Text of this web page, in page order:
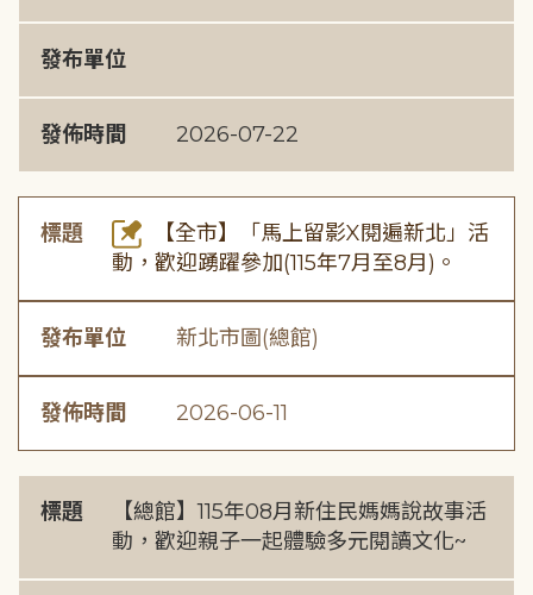
發布單位
發佈時間 2026-07-22
標題
【全市】「馬上留影X閱遍新北」活
動，歡迎踴躍參加(115年7月至8月)。
發布單位 新北市圖(總館)
發佈時間 2026-06-11
標題
【總館】115年08月新住民媽媽說故事活
動，歡迎親子一起體驗多元閱讀文化~